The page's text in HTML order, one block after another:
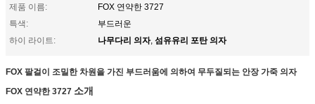
제품 이름:
FOX 연약한 3727
특색:
부드러운
하이 라이트:
나무다리 의자, 섬유유리 포탄 의자
FOX 팔걸이 조밀한 차원을 가진 부드러움에 의하여 무두질되는 안장 가죽 의자
FOX 연약한 3727 소개